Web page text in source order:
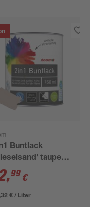
Buntlack
taupe
750 ml
,99 €
€ / Liter